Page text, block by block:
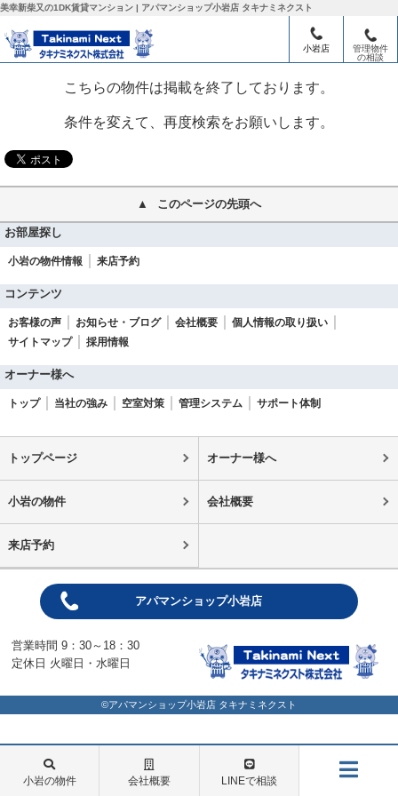
美幸新柴又の1DK賃貸マンション | アパマンショップ小岩店 タキナミネクスト
小岩店
管理物件
の相談
葛飾区の賃貸情報一覧 >
新柴又の賃貸情報一覧 >
美幸 新柴又の1DK賃貸マンション
こちらの物件は掲載を終了しております。
条件を変えて、再度検索をお願いします。
このページの先頭へ
お部屋探し
小岩の物件情報 来店予約
コンテンツ
お客様の声 お知らせ・ブログ 会社概要
個人情報の取り扱い
サイトマップ
採用情報
オーナー様へ
トップ 当社の強み 空室対策 管理システム サポート体制
トップページ オーナー様へ
小岩の物件 会社概要
来店予約
アパマンショップ小岩店
営業時間 9：30～18：30
定休日 火曜日・水曜日
©アパマンショップ小岩店 タキナミネクスト
小岩の物件 会社概要 LINEで相談